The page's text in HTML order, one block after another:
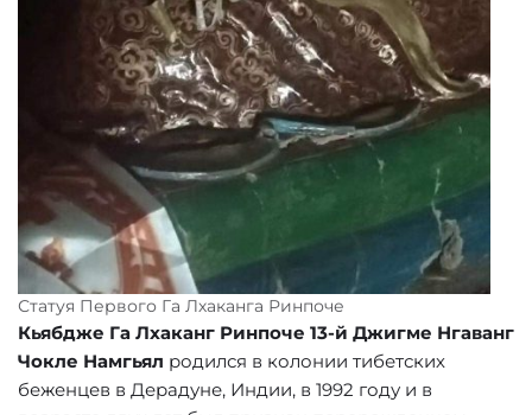
Статуя Первого Га Лхаканга Ринпоче
Кьябдже Га Лхаканг Ринпоче 13-й Джигме Нгаванг
Чокле Намгьял родился в колонии тибетских
беженцев в Дерадуне, Индии, в 1992 году и в